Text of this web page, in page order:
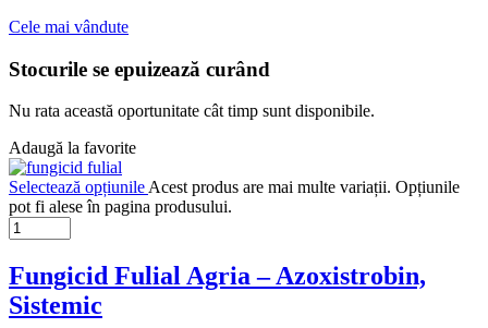
Cele mai vândute
Stocurile se epuizează curând
Nu rata această oportunitate cât timp sunt disponibile.
Adaugă la favorite
Selectează opțiunile Acest produs are mai multe variații. Opțiunile
pot fi alese în pagina produsului.
Fungicid Fulial Agria – Azoxistrobin,
Sistemic